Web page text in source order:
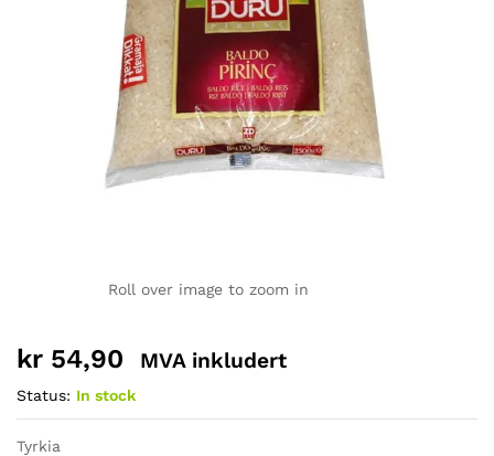
Roll over image to zoom in
kr 54,90 MVA inkludert
Status: In stock
Tyrkia